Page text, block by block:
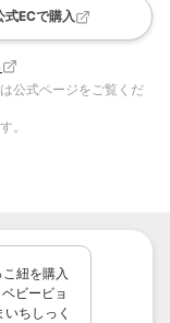
式ECで購入
公式ページをご覧くだ
。
紐を購入
ビービョ
ちしっく